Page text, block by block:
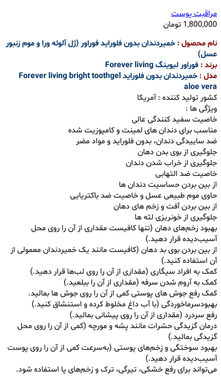
مراقبت پوست
1,800,000 تومان
نام محصول : خمیردندان بدون فلوراید فوراور (ژل آلوئه ورا و موم زنبور
عسل)
برند : فوراور لیوینگ Forever living
مدل :
خمیردندان بدون فلوراید Forever living bright toothgel
aloe vera
کشور تولید کننده : آمریکا
ویژگی ها :
خاصیت سفید کنندگی عالی
مناسب برای دندان های لمینت و کامپوزیت شده
ضد ساییدگی دندان، بدون فلوراید و مواد مضر
جلوگیری از بوی بدن دهان
جلوگیری از خراب شدن دندان
خاصیت ضد التهابی
از بین بردن حساسیت دندان ها
حاوی موم طبیعی عسل و خاصیت ضد باکتریایی
از بین بردن آفت و زخم های دهان
جلوگیری از خونریزی لثه ها
بهبود زخم‌های دهان (تنها کافیست مقداری از آن را روی محل
آسیب‌دیده قرار دهید.)
از بین بردن بوی بد دهان (کافیست مانند یک خمیردندان معمولی از
آن استفاده کنید.)
کمک به افراد سیگاری (مقداری از آن را روی لب‌ها قرار دهید.)
کمک به آروم شدن سرفه (مقداری از آن را ببلعید.)
کمک رفع جوش های پوستی کمی از آن را روی جوش ها بمالید.
بهبودسرماخوردگی (با آب داغ مخلوط کرده و استنشاق کنید.)
رفع سردرد (مقداری از آن را روی پیشانی بمالید.)
درمان گزیدگی حشرات مانند پشه و مورچه (کمی از آن را روی محل
گزیدگی بمالید.)
بهبود سوختگی و زخم‌های پوستی (به‌سرعت کمی از آن را روی پوست
آسیب‌دیده قرار دهید.)
می‌تواند برای رفع خشکی، تیرگی، ترک و زخم‌های پا استفاده شود.